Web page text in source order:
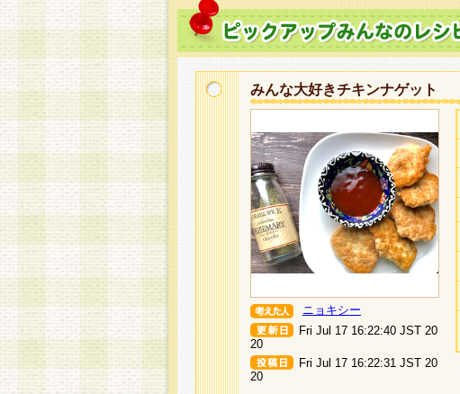
みんな大好きチキンナゲット
ニョキシー
Fri Jul 17 16:22:40 JST 20
20
Fri Jul 17 16:22:31 JST 20
20